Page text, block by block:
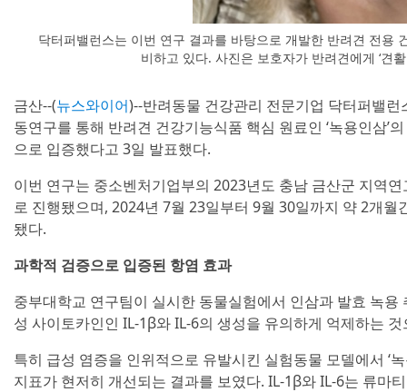
닥터퍼밸런스는 이번 연구 결과를 바탕으로 개발한 반려견 전용
비하고 있다. 사진은 보호자가 반려견에게 ‘견
금산--(뉴스와이어)--반려동물 건강관리 전문기업 닥터퍼밸
동연구를 통해 반려견 건강기능식품 핵심 원료인 ‘녹용인삼’
으로 입증했다고 3일 발표했다.
이번 연구는 중소벤처기업부의 2023년도 충남 금산군 지역
로 진행됐으며, 2024년 7월 23일부터 9월 30일까지 약 2개월
됐다.
과학적 검증으로 입증된 항염 효과
중부대학교 연구팀이 실시한 동물실험에서 인삼과 발효 녹용
성 사이토카인인 IL-1β와 IL-6의 생성을 유의하게 억제하는
특히 급성 염증을 인위적으로 유발시킨 실험동물 모델에서 ‘
지표가 현저히 개선되는 결과를 보였다. IL-1β와 IL-6는 류마